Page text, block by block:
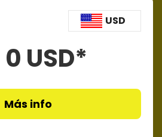
USD
0 USD*
Más info